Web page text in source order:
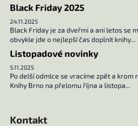
Black Friday 2025
24.11.2025
Black Friday je za dveřmi a ani letos se
obvykle jde o nejlepší čas doplnit knihy...
Listopadové novinky
5.11.2025
Po delší odmlce se vracíme zpět a krom
Knihy Brno na přelomu října a listopa...
Kontakt